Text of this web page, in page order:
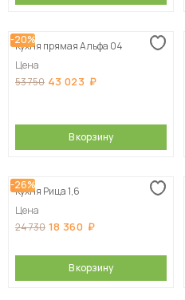
-20%
Кухня прямая Альфа 04
Цена
53 750 43 023
В корзину
-26%
Кухня Рица 1,6
Цена
24 730 18 360
В корзину